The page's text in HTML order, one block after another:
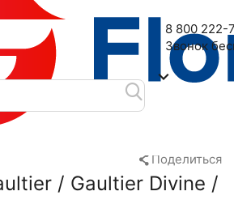
2-я Дубровская улица, 6
8 800 222-
Звонок
Поделиться
/ Gaultier Divine /